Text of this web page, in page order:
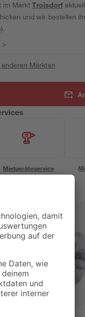
im MarktTroisdorf
und wir bestellen
>
Märkten
Mietgeräteservice